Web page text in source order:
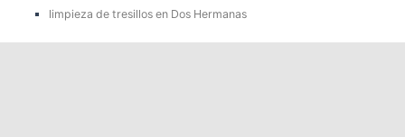
limpieza de tresillos en Dos Hermanas